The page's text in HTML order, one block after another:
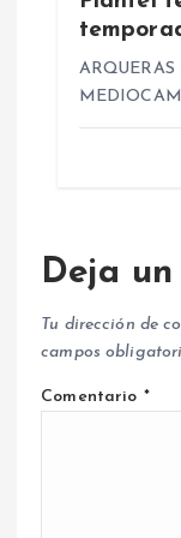
ARQUERAS
Deja
Tu dirección de
campos
Comentario *